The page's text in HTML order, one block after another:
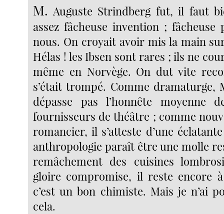
M. Auguste Strindberg fut, il faut
assez fâcheuse invention ;
nous. On croyait avoir mis la main
Hélas ! les Ibsen sont rares ; ils ne
même en Norvège. On dut vite
s’était trompé. Comme dramaturge,
dépasse pas l’honnête moyenne
fournisseurs de théâtre ; comme
romancier, il s’atteste d’une
anthropologie paraît être une molle
remâchement des cuisines
gloire compromise, il reste encore
c’est un bon chimiste. Mais je n’ai
cela.